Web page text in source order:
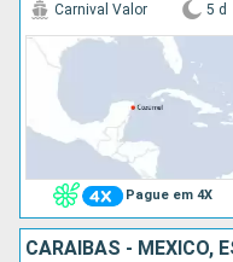
Pague em 4X
Carnival Valor 5 d
CARAIBAS - MEXICO,